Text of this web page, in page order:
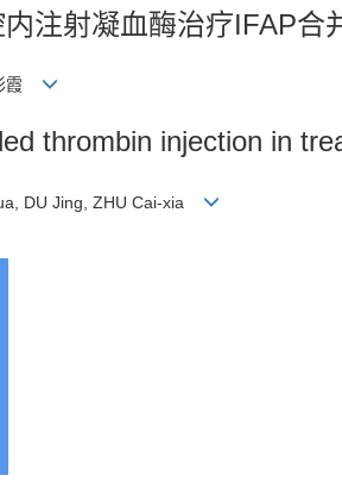
注射凝血酶治疗IFAP合
霞
thrombin injection in
DU Jing, ZHU Cai-xia